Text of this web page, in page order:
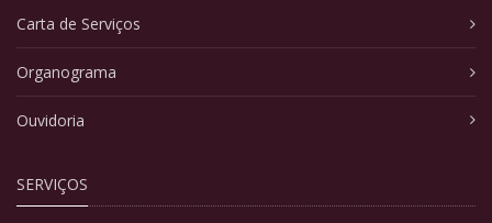
Carta de Serviços
Organograma
Ouvidoria
SERVIÇOS